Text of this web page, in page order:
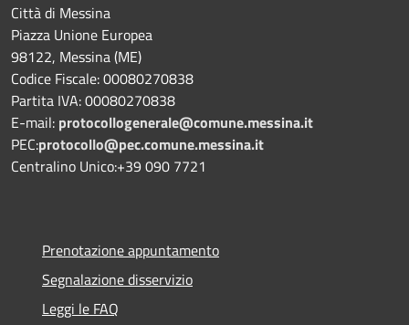
Città di Messina
Piazza Unione Europea
98122, Messina (ME)
Codice Fiscale: 00080270838
Partita IVA: 00080270838
E-mail: protocollogenerale@comune.messina.it
PEC:protocollo@pec.comune.messina.it
Centralino Unico:+39 090 7721
Prenotazione appuntamento
Segnalazione disservizio
Leggi le FAQ